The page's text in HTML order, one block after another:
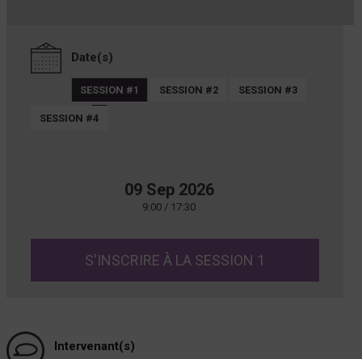
Date(s)
SESSION #1 SESSION #2 SESSION #3
SESSION #4
09 Sep 2026
9:00 / 17:30
S'INSCRIRE À LA SESSION 1
Intervenant(s)